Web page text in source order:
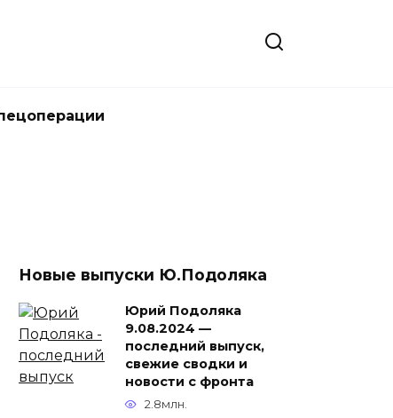
Новые выпуски Ю.Подоляка
Юрий Подоляка
9.08.2024 —
последний выпуск,
свежие сводки и
новости с фронта
2.8млн.